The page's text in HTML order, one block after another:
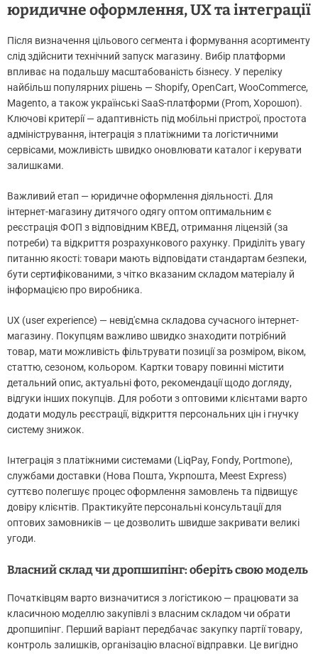
юридичне оформлення, UX та інтеграції
Після визначення цільового сегмента і формування асортименту
слід здійснити технічний запуск магазину. Вибір платформи
впливає на подальшу масштабованість бізнесу. У переліку
найбільш популярних рішень — Shopify, OpenCart, WooCommerce,
Magento, а також українські SaaS-платформи (Prom, Хорошоп).
Ключові критерії — адаптивність під мобільні пристрої, простота
адміністрування, інтеграція з платіжними та логістичними
сервісами, можливість швидко оновлювати каталог і керувати
залишками.
Важливий етап — юридичне оформлення діяльності. Для
інтернет-магазину дитячого одягу оптом оптимальним є
реєстрація ФОП з відповідним КВЕД, отримання ліцензій (за
потреби) та відкриття розрахункового рахунку. Приділіть увагу
питанню якості: товари мають відповідати стандартам безпеки,
бути сертифікованими, з чітко вказаним складом матеріалу й
інформацією про виробника.
UX (user experience) — невід'ємна складова сучасного інтернет-
магазину. Покупцям важливо швидко знаходити потрібний
товар, мати можливість фільтрувати позиції за розміром, віком,
статтю, сезоном, кольором. Картки товару повинні містити
детальний опис, актуальні фото, рекомендації щодо догляду,
відгуки інших покупців. Для роботи з оптовими клієнтами варто
додати модуль реєстрації, відкриття персональних цін і гнучку
систему знижок.
Інтеграція з платіжними системами (LiqPay, Fondy, Portmone),
службами доставки (Нова Пошта, Укрпошта, Meest Express)
суттєво полегшує процес оформлення замовлень та підвищує
довіру клієнтів. Практикуйте персональні консультації для
оптових замовників — це дозволить швидше закривати великі
угоди.
Власний склад чи дропшипінг: оберіть свою модель
Початківцям варто визначитися з логістикою — працювати за
класичною моделлю закупівлі з власним складом чи обрати
дропшипінг. Перший варіант передбачає закупку партії товару,
контроль залишків, організацію власної відправки. Це вигідно